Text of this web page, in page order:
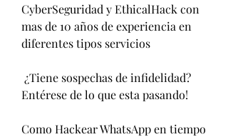
CyberSeguridad y EthicalHack con
mas de 10 años de experiencia en
Como Hackear WhatsApp en tiempo